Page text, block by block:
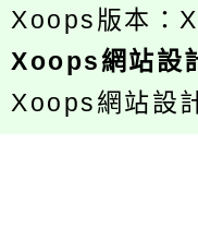
Xoops版本：
Xoops網站設
Xoops網站設